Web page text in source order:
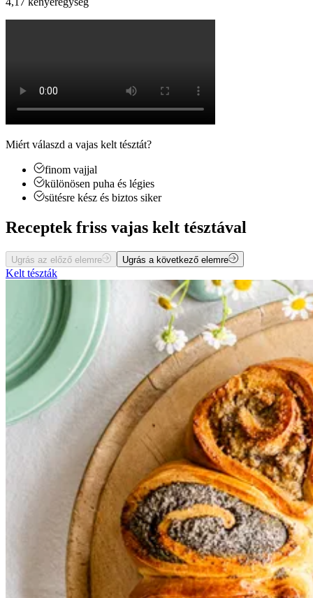
Miért válaszd a vajas kelt tésztát?
finom vajjal
különösen puha és légies
sütésre kész és biztos siker
Receptek friss vajas kelt tésztával
Ugrás az előző elemre Ugrás a következő elemre
Kelt tészták